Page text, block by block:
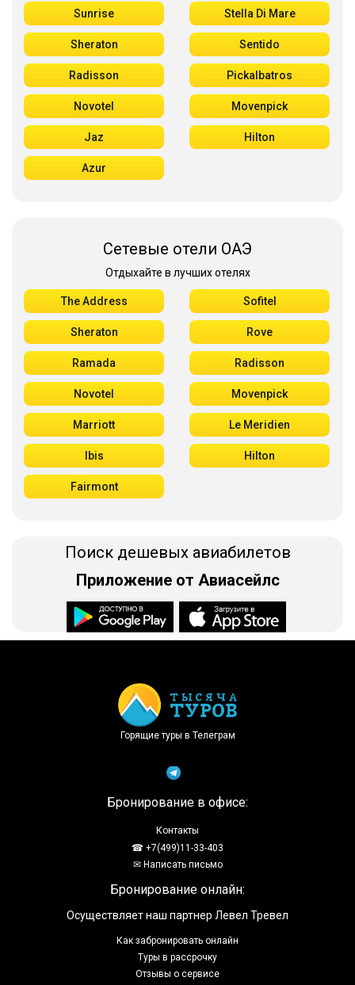
Sunrise Stella Di Mare
Sheraton Sentido
Radisson Pickalbatros
Novotel Movenpick
Jaz Hilton
Azur
Сетевые отели ОАЭ
Отдыхайте в лучших отелях
The Address Sofitel
Sheraton Rove
Ramada Radisson
Novotel Movenpick
Marriott Le Meridien
Ibis Hilton
Fairmont
Поиск дешевых авиабилетов
Приложение от Авиасейлс
Горящие туры в Телеграм
Бронирование в офисе:
Контакты
☎ +7(499)11-33-403
✉ Написать письмо
Бронирование онлайн:
Осуществляет наш партнер Левел Тревел
Как забронировать онлайн
Туры в рассрочку
Отзывы о сервисе